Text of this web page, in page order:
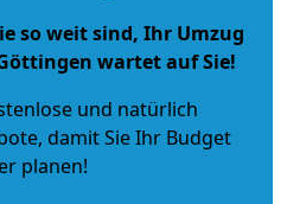
so weit sind, Ihr Umzug
wartet auf Sie!
und natürlich
, damit Sie Ihr Budget
planen!